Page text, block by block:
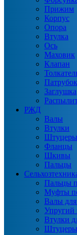
Прижим
Корпус
Опора
Втулка
Ось
Маховик
Клапан
Патрубок
Заглушка
РЖД
Валы
Втулки
Штуцеры
Фланцы
Шкивы
Пальцы
Пальцы
Муфты
Валы для
Упругий
Втулки
Штуцеры